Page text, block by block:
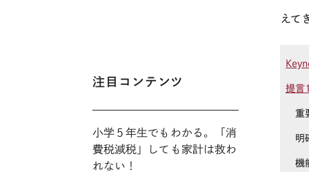
えて
提言
重
明
機
注目コンテンツ
小学５年生でもわかる。「消
費税減税」しても家計は救わ
れない！